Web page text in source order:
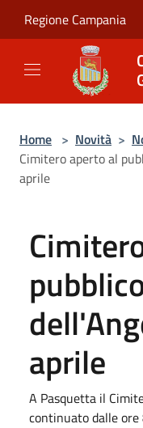
Regione Campania
Home > Novità >
Cimitero aperto al
aprile
aprile
A Pasquetta il
continuato dalle